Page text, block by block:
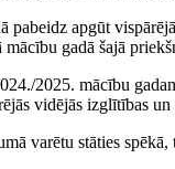
pabeidz apgūt
gadā šajā
2025. mācību
vidējās izglītības
varētu stāties spēkā,